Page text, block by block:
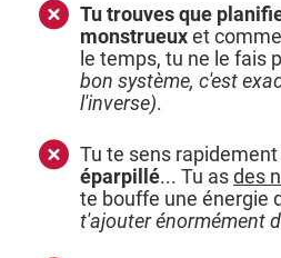
Tu trouves que
monstrueuxet
le temps, tu ne le fais
bon système, c'est
l'inverse).
Tu te sens rapidement
éparpillé... Tu asdes
te bouffe une énergie
t'ajouter énormément